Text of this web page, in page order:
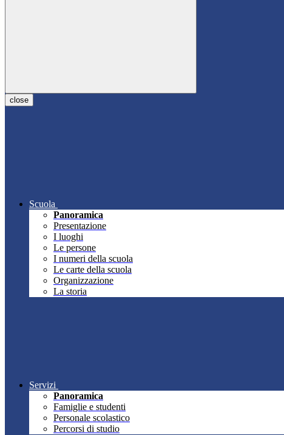
close
Scuola
Panoramica
Presentazione
I luoghi
Le persone
I numeri della scuola
Le carte della scuola
Organizzazione
La storia
Servizi
Panoramica
Famiglie e studenti
Personale scolastico
Percorsi di studio